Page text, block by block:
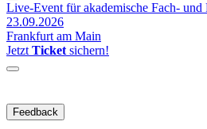
Live-Event für akademische Fach- und
23.09.2026
Frankfurt am Main
Jetzt Ticket sichern!
Feedback